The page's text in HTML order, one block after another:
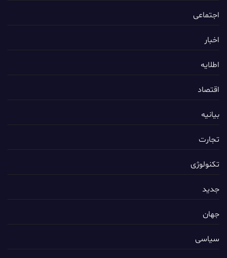
اجتماعی
اخبار
اطلایه
اقتصاد
بیانیه
تجارت
تکنولوژی
جدید
جهان
سیاسی